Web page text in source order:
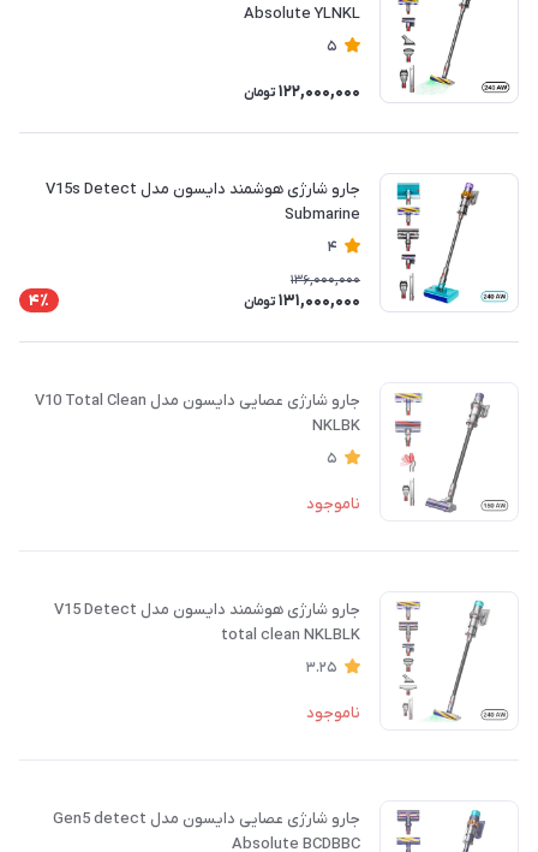
Absolute YLNKL
5
122,000,000 تومان
جارو شارژی هوشمند دایسون مدل V15s Detect
Submarine
4
136,000,000
131,000,000 تومان 4٪
جارو شارژی عصایی دایسون مدل V10 Total Clean
NKLBK
5
ناموجود
جارو شارژی هوشمند دایسون مدل V15 Detect
total clean NKLBLK
3.25
ناموجود
جارو شارژی عصایی دایسون مدل Gen5 detect
Absolute BCDBBC